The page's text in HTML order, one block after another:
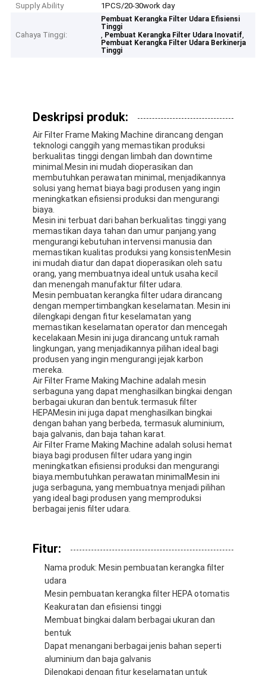
Supply Ability
1PCS/20-30work day
Cahaya Tinggi:
Pembuat Kerangka Filter Udara Efisiensi
Tinggi
, Pembuat Kerangka Filter Udara Inovatif,
Pembuat Kerangka Filter Udara Berkinerja
Tinggi
Deskripsi produk:
Air Filter Frame Making Machine dirancang dengan
teknologi canggih yang memastikan produksi
berkualitas tinggi dengan limbah dan downtime
minimal.Mesin ini mudah dioperasikan dan
membutuhkan perawatan minimal, menjadikannya
solusi yang hemat biaya bagi produsen yang ingin
meningkatkan efisiensi produksi dan mengurangi
biaya.
Mesin ini terbuat dari bahan berkualitas tinggi yang
memastikan daya tahan dan umur panjang.yang
mengurangi kebutuhan intervensi manusia dan
memastikan kualitas produksi yang konsistenMesin
ini mudah diatur dan dapat dioperasikan oleh satu
orang, yang membuatnya ideal untuk usaha kecil
dan menengah manufaktur filter udara.
Mesin pembuatan kerangka filter udara dirancang
dengan mempertimbangkan keselamatan. Mesin ini
dilengkapi dengan fitur keselamatan yang
memastikan keselamatan operator dan mencegah
kecelakaan.Mesin ini juga dirancang untuk ramah
lingkungan, yang menjadikannya pilihan ideal bagi
produsen yang ingin mengurangi jejak karbon
mereka.
Air Filter Frame Making Machine adalah mesin
serbaguna yang dapat menghasilkan bingkai dengan
berbagai ukuran dan bentuk.termasuk filter
HEPAMesin ini juga dapat menghasilkan bingkai
dengan bahan yang berbeda, termasuk aluminium,
baja galvanis, dan baja tahan karat.
Air Filter Frame Making Machine adalah solusi hemat
biaya bagi produsen filter udara yang ingin
meningkatkan efisiensi produksi dan mengurangi
biaya.membutuhkan perawatan minimalMesin ini
juga serbaguna, yang membuatnya menjadi pilihan
yang ideal bagi produsen yang memproduksi
berbagai jenis filter udara.
Fitur:
Nama produk: Mesin pembuatan kerangka filter
udara
Mesin pembuatan kerangka filter HEPA otomatis
Keakuratan dan efisiensi tinggi
Membuat bingkai dalam berbagai ukuran dan
bentuk
Dapat menangani berbagai jenis bahan seperti
aluminium dan baja galvanis
Dilengkapi dengan fitur keselamatan untuk